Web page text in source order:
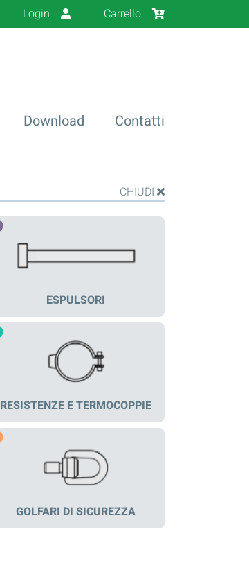
Login Carrello
Download Contatti
CHIUDI
ESPULSORI
RESISTENZE E TERMOCOPPIE
GOLFARI DI SICUREZZA